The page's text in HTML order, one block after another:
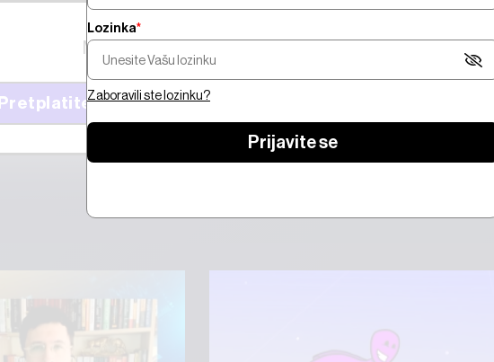
Morate biti pretplatnik da biste gledali video
Pretplatite se
Lozinka*
Zaboravili ste lozinku?
Prijavite se